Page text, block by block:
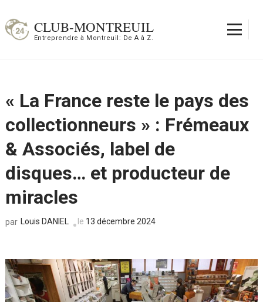
au
contenu
CLUB-MONTREUIL
Entreprendre à Montreuil: De A à Z.
« La France reste le pays des
collectionneurs » : Frémeaux
& Associés, label de
disques… et producteur de
miracles
par Louis DANIEL le 13 décembre 2024